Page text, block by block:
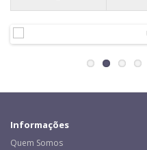
Informações
Quem Somos